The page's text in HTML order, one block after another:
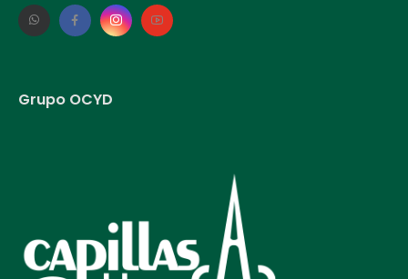
Grupo OCYD